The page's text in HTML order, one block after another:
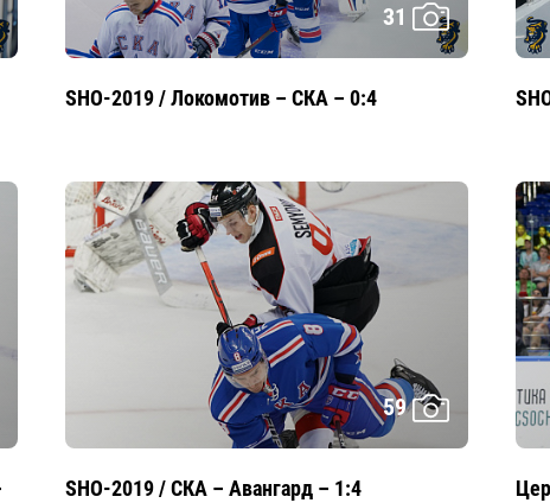
31
SHO-2019 / Локомотив – СКА – 0:4
59
SHO-2019 / СКА – Авангард – 1:4